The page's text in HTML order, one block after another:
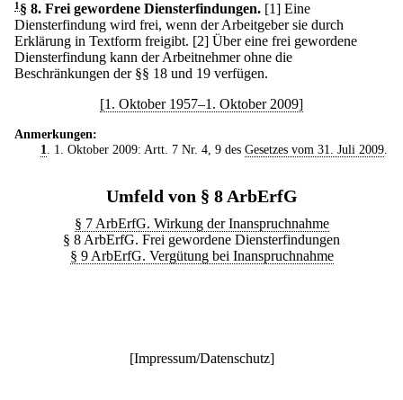
1 § 8. Frei gewordene Diensterfindungen. [1] Eine
Diensterfindung wird frei, wenn der Arbeitgeber sie durch
Erklärung in Textform freigibt. [2] Über eine frei gewordene
Diensterfindung kann der Arbeitnehmer ohne die
Beschränkungen der §§ 18 und 19 verfügen.
[1. Oktober 1957–1. Oktober 2009]
Anmerkungen:
1
. 1. Oktober 2009: Artt. 7 Nr. 4, 9 des Gesetzes vom 31. Juli 2009.
Umfeld von § 8 ArbErfG
§ 7 ArbErfG. Wirkung der Inanspruchnahme
§ 8 ArbErfG. Frei gewordene Diensterfindungen
§ 9 ArbErfG. Vergütung bei Inanspruchnahme
[Impressum/Datenschutz]